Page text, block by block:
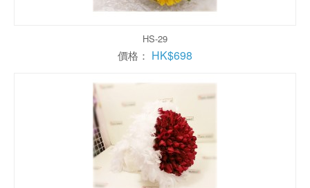
HS-29
價格： HK$698